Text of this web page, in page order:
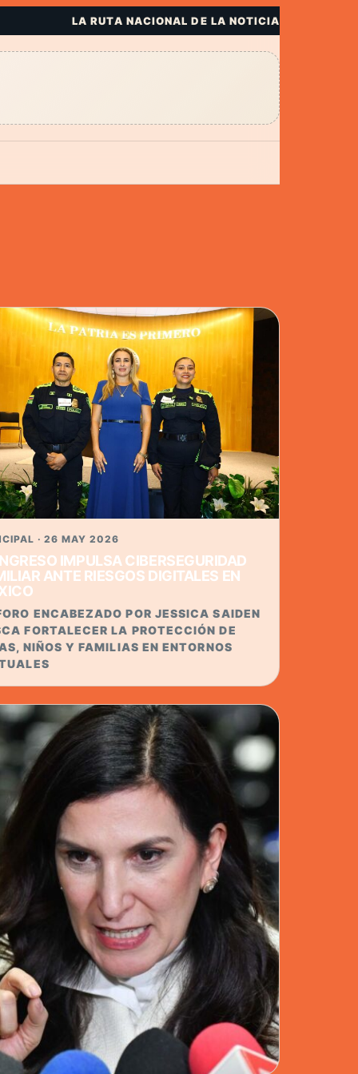
LA RUTA NACIONAL DE LA NOTICIA
· 26 MAY 2026
IMPULSA CIBERSEGURIDAD
ANTE RIESGOS DIGITALES EN
ENCABEZADO POR JESSICA SAIDEN
FORTALECER LA PROTECCIÓN DE
NIÑOS Y FAMILIAS EN ENTORNOS